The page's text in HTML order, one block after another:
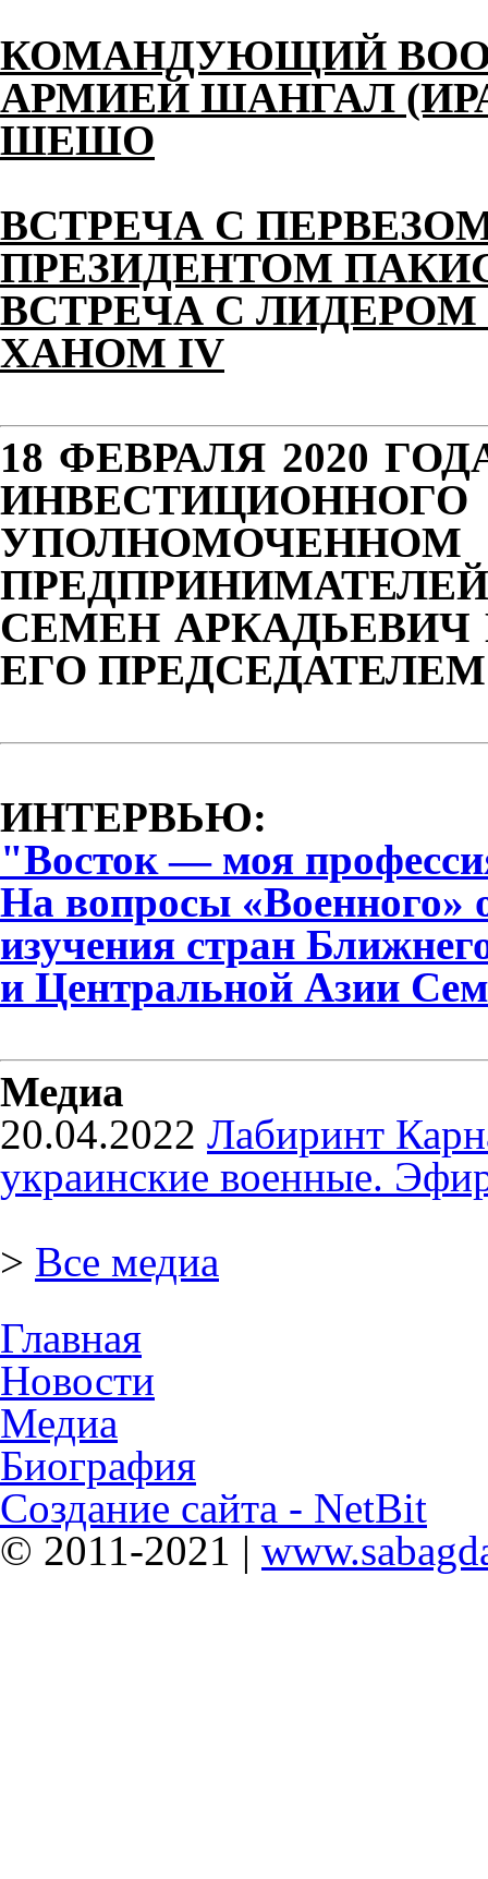
КОМАНДУЮЩИЙ
АРМИЕЙ ШАНГАЛ
ШЕШО
ВСТРЕЧА С
ПРЕЗИДЕНТОМ
ВСТРЕЧА С
ХАНОМ IV
18 ФЕВРАЛЯ 2020
СЕМЕН АРКАДЬЕВИЧ
ЕГО ПРЕДСЕДАТЕЛЕМ
ИНТЕРВЬЮ:
"Восток — моя
На вопросы «Военного»
изучения стран
и Центральной Азии
Медиа
20.04.2022 Лабиринт
украинские военные.
> Все медиа
Главная
Новости
Медиа
Биография
Создание сайта - NetBit
© 2011-2021 |